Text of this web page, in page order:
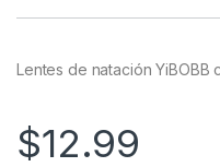
Lentes de natación YiBOBB
$12.99